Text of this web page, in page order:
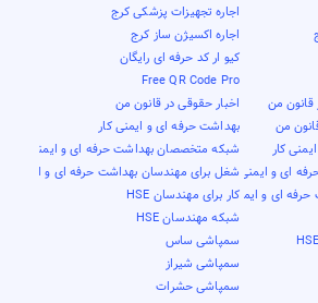
اجاره تجهیزات پزشکی کرج
اجاره اکسیژن ساز کرج
کیو ار کد حرفه ای رایگان
Free QR Code Pro
قانون من
اخبار حقوقی در قانون من
من
بهداشت حرفه ای و ایمنی کار
کار
شبکه متخصصان بهداشت حرفه ای و ایمنی کار
ای و ایمنی کارشغل برای مهندسان بهداشت حرفه ای و ایمنی
ای و ایمنی کارکار برای مهندسان HSE
شبکه مهندسان HSE
سمپاشی ساس
سمپاشی شیراز
سمپاشی حشرات